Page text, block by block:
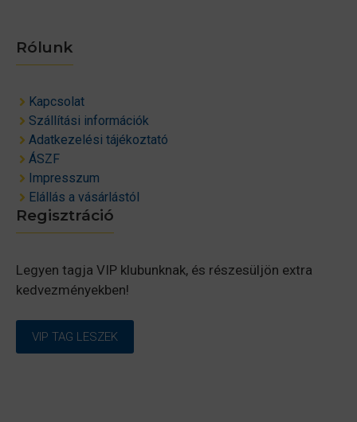
Rólunk
Kapcsolat
Szállítási információk
Adatkezelési tájékoztató
ÁSZF
Impresszum
Elállás a vásárlástól
Regisztráció
Legyen tagja VIP klubunknak, és részesüljön extra
kedvezményekben!
VIP TAG LESZEK